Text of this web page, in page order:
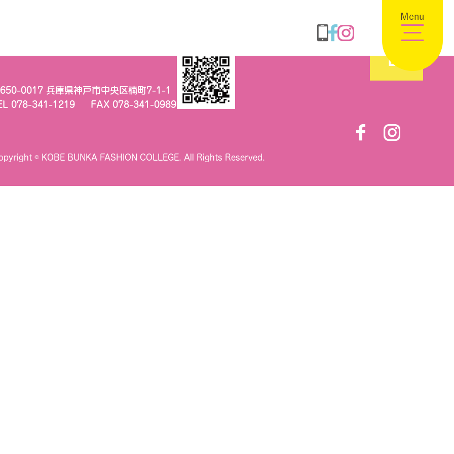
Menu
0017 兵庫県神戸市中央区楠町7-1-1
078-341-1219
FAX 078-341-0989
© KOBE BUNKA FASHION COLLEGE. All Rights Reserved.